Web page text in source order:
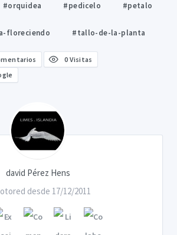
#orquidea #pedicelo #petalo
floreciendo #tallo-de-la-planta
0 Visitas
david Pérez Hens
desde 17/12/2011